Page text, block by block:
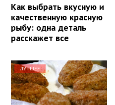
Как выбрать вкусную и
качественную красную
рыбу: одна деталь
расскажет все
ЛУЧШЕЕ